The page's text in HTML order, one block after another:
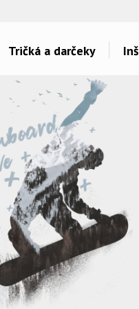
Tričká a darčeky
Témy potlačí
Láska
Šport a auta
Hlášky
Detské
Hudba & Film
Humor
Ostatné
Všetko..